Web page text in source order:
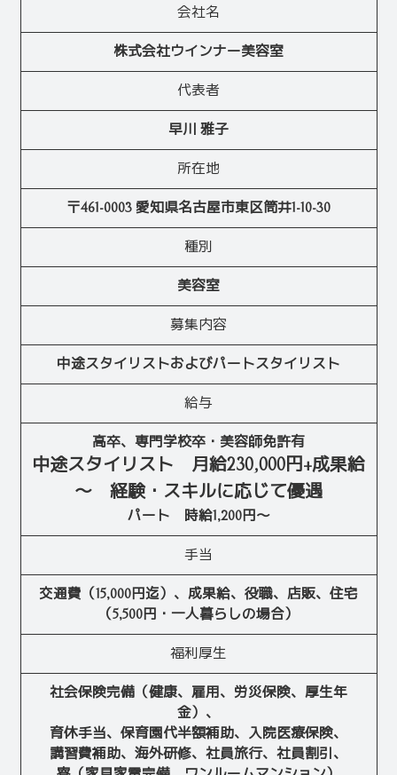
会社名
株式会社ウインナー美容室
代表者
早川 雅子
所在地
〒461-0003 愛知県名古屋市東区筒井1-10-30
種別
美容室
募集内容
中途スタイリストおよびパートスタイリスト
給与
高卒、専門学校卒・美容師免許有
中途スタイリスト 月給230,000円+成果給
～ 経験・スキルに応じて優遇
パート 時給1,200円～
手当
交通費（15,000円迄）、成果給、役職、店販、住宅
（5,500円・一人暮らしの場合）
福利厚生
社会保険完備（健康、雇用、労災保険、厚生年
金）、
育休手当、保育園代半額補助、入院医療保険、
講習費補助、海外研修、社員旅行、社員割引、